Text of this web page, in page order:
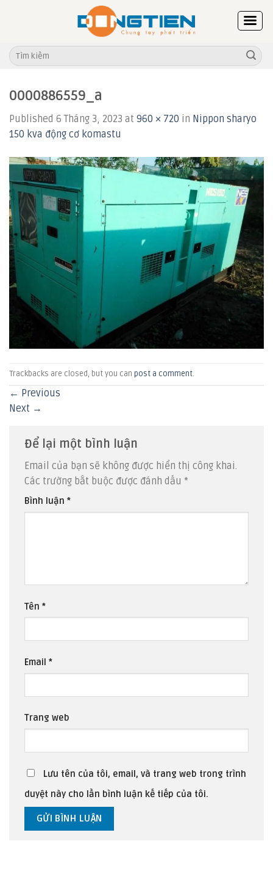
Tìm
kiếm:
0000886559_a
Published 6 Tháng 3, 2023 at 960 × 720 in Nippon sharyo
150 kva động cơ komastu
Trackbacks are closed, but you can post a comment.
← Previous
Next →
Để lại một bình luận
Email của bạn sẽ không được hiển thị công khai.
Các trường bắt buộc được đánh dấu *
Bình luận *
Tên *
Email *
Trang web
Lưu tên của tôi, email, và trang web trong trình
duyệt này cho lần bình luận kế tiếp của tôi.